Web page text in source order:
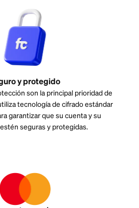
y protegido
son la principal prioridad de
tecnología de cifrado estándar
garantizar que su cuenta y su
seguras y protegidas.